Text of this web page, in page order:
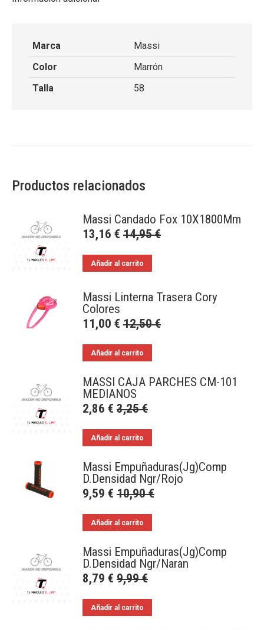
Marca
Massi
Color
Marrón
Talla
58
Productos relacionados
Massi Candado Fox 10X1800Mm
13,16 € 14,95€
Añadir al carrito
Massi Linterna Trasera Cory
Colores
11,00 € 12,50€
Añadir al carrito
MASSI CAJA PARCHES CM-101
MEDIANOS
2,86 € 3,25€
Añadir al carrito
Massi Empuñaduras(Jg)Comp
D.Densidad Ngr/Rojo
9,59 € 10,90€
Añadir al carrito
Massi Empuñaduras(Jg)Comp
D.Densidad Ngr/Naran
8,79 € 9,99€
Añadir al carrito